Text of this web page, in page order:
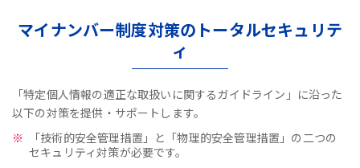
マイナンバー制度対策のトータルセキュリテ
ィ
「特定個人情報の適正な取扱いに関するガイドライン」に沿った
以下の対策を提供・サポートします。
「技術的安全管理措置」と「物理的安全管理措置」の二つの
セキュリティ対策が必要です。